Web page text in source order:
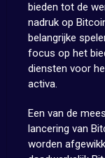
bieden tot de
nadruk op
belangrijke
focus op het
diensten voor
activa.
Een van de
lancering van
worden